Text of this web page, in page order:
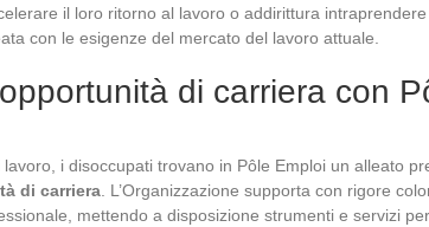
il loro ritorno al lavoro o addirittura
con le esigenze del mercato del lavoro attuale.
di carriera con
i disoccupati trovano in Pôle Emploi un alleato
di carriera . L’Organizzazione supporta con rigore
mettendo a disposizione strumenti e servizi